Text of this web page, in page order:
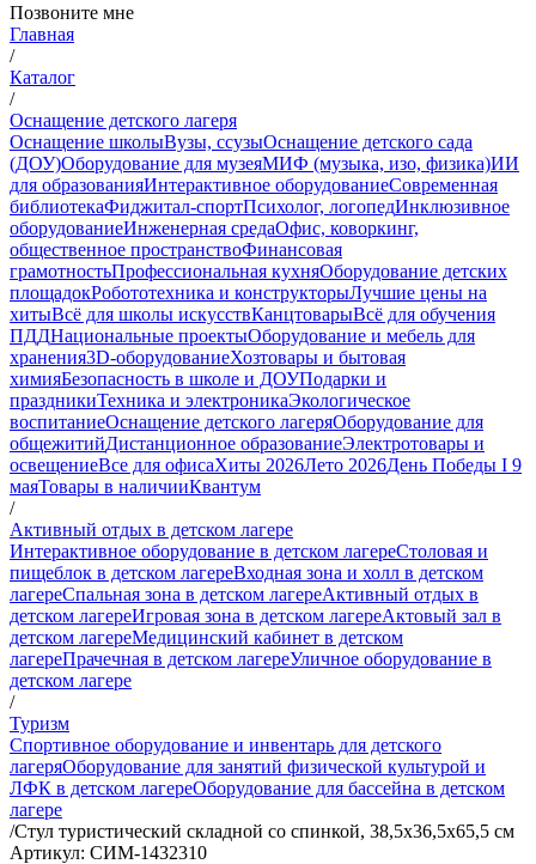
Позвоните мне
Главная
/
Каталог
/
Оснащение детского лагеря
Оснащение школыВузы, ссузыОснащение детского сада
(ДОУ)Оборудование для музеяМИФ (музыка, изо, физика)ИИ
для образованияИнтерактивное оборудованиеСовременная
библиотекаФиджитал-спортПсихолог, логопедИнклюзивное
оборудованиеИнженерная средаОфис, коворкинг,
общественное пространствоФинансовая
грамотностьПрофессиональная кухняОборудование детских
площадокРобототехника и конструкторыЛучшие цены на
хитыВсё для школы искусствКанцтоварыВсё для обучения
ПДДНациональные проектыОборудование и мебель для
хранения3D-оборудованиеХозтовары и бытовая
химияБезопасность в школе и ДОУПодарки и
праздникиТехника и электроникаЭкологическое
воспитаниеОснащение детского лагеряОборудование для
общежитийДистанционное образованиеЭлектротовары и
освещениеВсе для офисаХиты 2026Лето 2026День Победы I 9
маяТовары в наличииКвантум
/
Активный отдых в детском лагере
Интерактивное оборудование в детском лагереСтоловая и
пищеблок в детском лагереВходная зона и холл в детском
лагереСпальная зона в детском лагереАктивный отдых в
детском лагереИгровая зона в детском лагереАктовый зал в
детском лагереМедицинский кабинет в детском
лагереПрачечная в детском лагереУличное оборудование в
детском лагере
/
Туризм
Спортивное оборудование и инвентарь для детского
лагеряОборудование для занятий физической культурой и
ЛФК в детском лагереОборудование для бассейна в детском
лагере
/Стул туристический складной со спинкой, 38,5х36,5х65,5 см
Артикул: СИМ-1432310